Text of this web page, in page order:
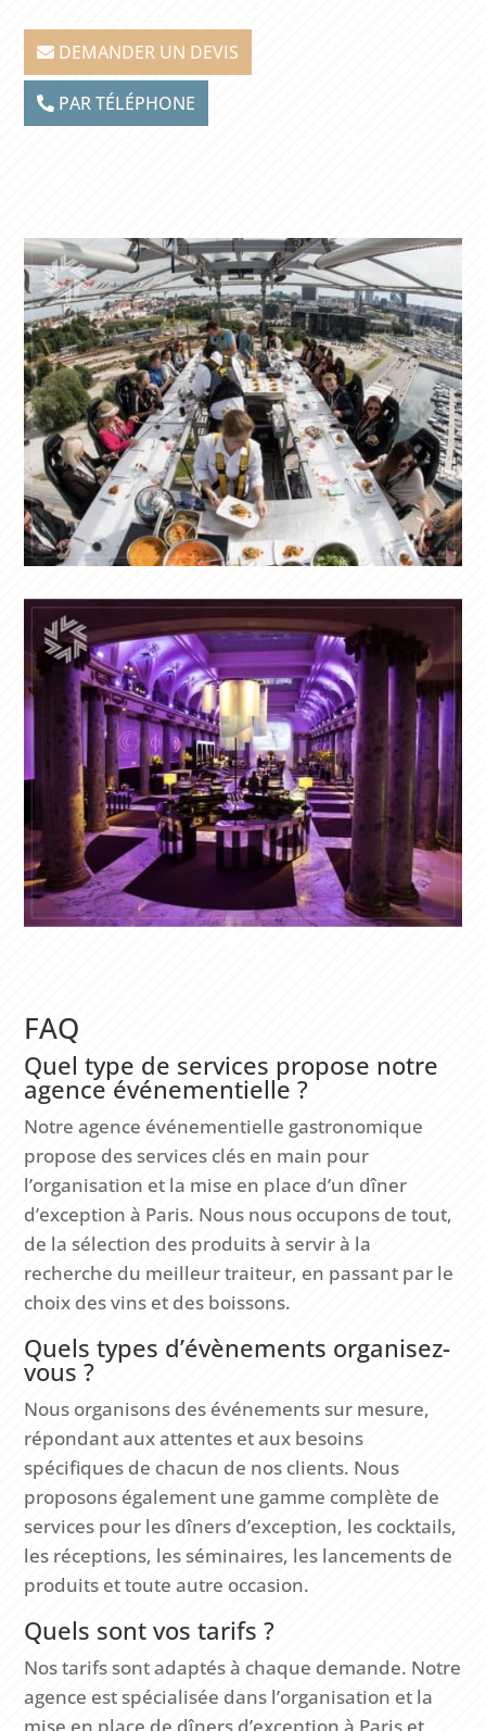
DEMANDER UN DEVIS
PAR TÉLÉPHONE
FAQ
Quel type de services propose notre
agence événementielle ?
Notre agence événementielle gastronomique
propose des services clés en main pour
l’organisation et la mise en place d’un dîner
d’exception à Paris. Nous nous occupons de tout,
de la sélection des produits à servir à la
recherche du meilleur traiteur, en passant par le
choix des vins et des boissons.
Quels types d’évènements organisez-
vous ?
Nous organisons des événements sur mesure,
répondant aux attentes et aux besoins
spécifiques de chacun de nos clients. Nous
proposons également une gamme complète de
services pour les dîners d’exception, les cocktails,
les réceptions, les séminaires, les lancements de
produits et toute autre occasion.
Quels sont vos tarifs ?
Nos tarifs sont adaptés à chaque demande. Notre
agence est spécialisée dans l’organisation et la